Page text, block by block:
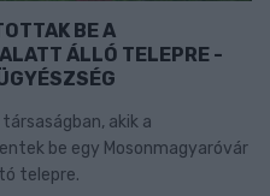
BE A
ÁLLÓ TELEPRE -
akik a
be egy Mosonmagyaróvár
telepre.